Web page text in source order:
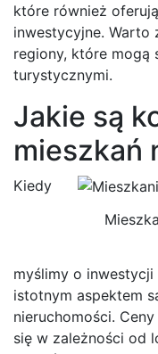
które również
inwestycyjne. Warto
regiony, które mogą
turystycznymi.
Jakie są
mieszkań
Kiedy
myślimy o inwestycji
istotnym aspektem
nieruchomości.
się w zależności od